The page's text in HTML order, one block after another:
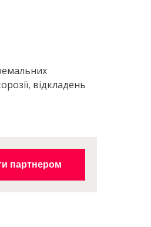
відкладень
партнером